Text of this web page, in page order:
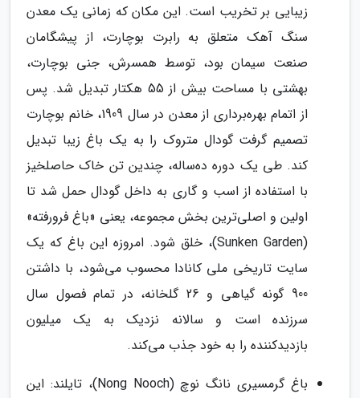
زیبایی بر تخریب است. این مکان که زمانی یک معدن
سنگ آهک متعلق به رابرت بوچارت، از پیشگامان
صنعت سیمان بود، توسط همسرش، جنی بوچارت،
بهشتی با مساحت بیش از 55 هکتار تبدیل شد. پس
از اتمام بهره‌برداری از معدن در سال 1909، خانم بوچارت
تصمیم گرفت گودال متروک را به یک باغ زیبا تبدیل
کند. طی یک دوره ده‌ساله، چندین تن خاک حاصلخیز
با استفاده از اسب و گاری به داخل گودال حمل شد تا
اولین و اصلی‌ترین بخش مجموعه، یعنی «باغ فرورفته»
(Sunken Garden)، خلق شود. امروزه این باغ که یک
سایت تاریخی ملی کانادا محسوب می‌شود، با داشتن
900 گونه گیاهی و 26 گلخانه، در تمام فصول سال
سرزنده است و سالانه نزدیک به یک میلیون
بازدیدکننده را به خود جذب می‌کند.
باغ گرمسیری نانگ نوچ (Nong Nooch)، تایلند: این